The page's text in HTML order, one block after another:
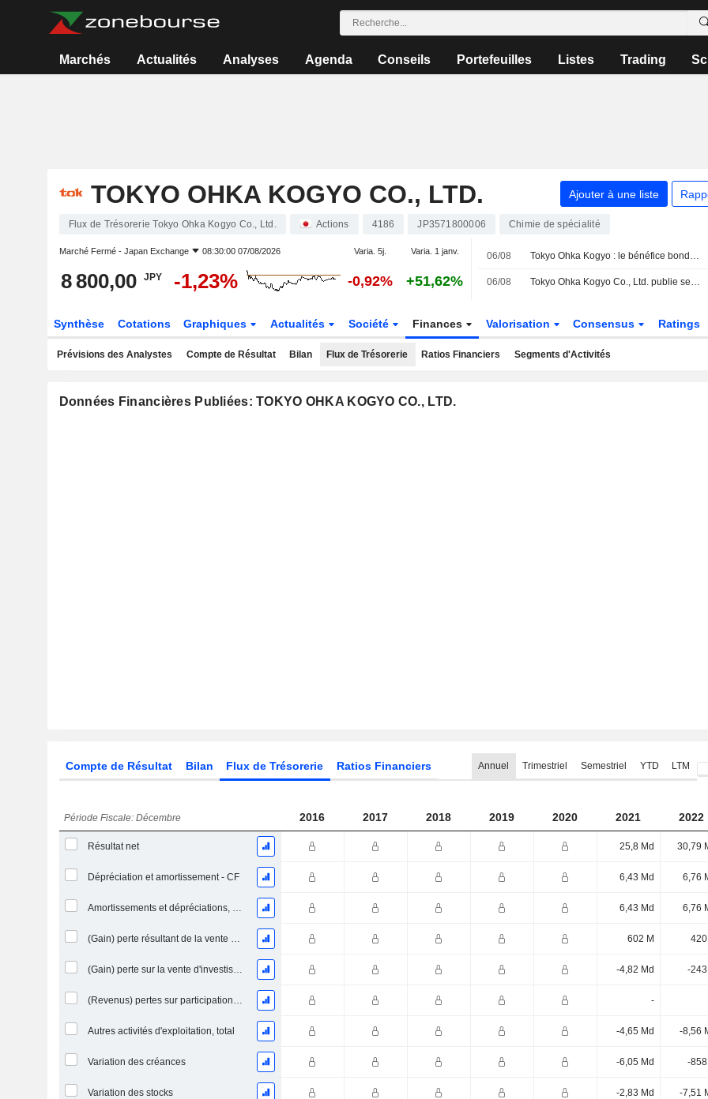
Marchés Actualités Analyses Agenda Conseils Portefeuilles Listes Trading
TOKYO OHKA KOGYO CO., LTD. Ajouter à une liste
Flux de Trésorerie Tokyo Ohka Kogyo Co., Ltd. Actions 4186 JP3571800006 Chimie de spécialité
Marché Fermé - Japan Exchange 08:30:00 07/08/2026 Varia. 5j. Varia. 1 janv.
8 800,00 JPY -1,23% -0,92% +51,62%
06/08 Tokyo Ohka Kogyo : le bénéfice bondit de 50 % au premier semestre ; versement d'un dividende intérimaire
06/08 Tokyo Ohka Kogyo Co., Ltd. publie ses résultats pour le premier semestre clos le 30 juin 2026
Synthèse Cotations Graphiques Actualités Société Finances Valorisation Consensus Ratings
Prévisions des Analystes Compte de Résultat Bilan Flux de Trésorerie Ratios Financiers Segments d'Activités
Données Financières Publiées: TOKYO OHKA KOGYO CO., LTD.
Compte de Résultat Bilan Flux de Trésorerie Ratios Financiers Annuel Trimestriel Semestriel YTD LTM
Période Fiscale: Décembre 2016 2017 2018 2019 2020 2021 2022
Résultat net 25,8 Md 30,79
Dépréciation et amortissement - CF 6,43 Md 6,76
Amortissements et dépréciations, Total 6,43 Md 6,76
(Gain) perte résultant de la vente d'un actif 602 M 420
(Gain) perte sur la vente d'investissements - (CF) -4,82 Md -243
(Revenus) pertes sur participations - (CF) -
Autres activités d'exploitation, total -4,65 Md -8,56
Variation des créances -6,05 Md -858
Variation des stocks -2,83 Md -7,51